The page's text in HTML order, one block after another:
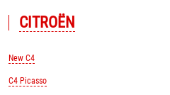
CITROЁN
New C4
C4 Picasso